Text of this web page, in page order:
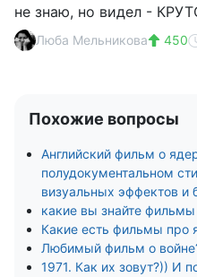
не знаю, но видел -
Люба Мельникова 450
Похожие вопросы
Английский фильм о
полудокументальном
визуальных эффектов и
какие вы знайте
Какие есть фильмы про
Любимый фильм о
1971. Как их зовут?)) И